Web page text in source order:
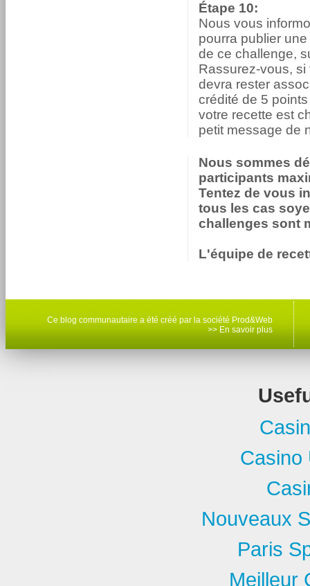
Étape 10:
Nous vous
pourra publier
de ce challenge,
Rassurez-vous,
devra rester
crédité de 5
votre recette est
petit message de
Nous sommes
participants
Tentez de vous
tous les cas
challenges sont
L'équipe de
Ce blog communautaire a été créé par la société Prod&Web
>> En savoir plus
Casino
Nouveaux
Paris
Meilleur